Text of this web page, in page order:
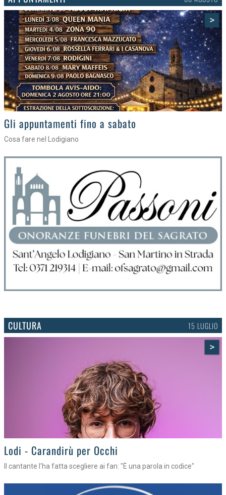
>
Gli eventi della settimana
Tra torte, cinema e musica live
CULTURA 15 LUGLIO
>
Lodi - Carandirù per Occhi
Il cantante l'ha fatta scegliere ai fan: "È una parola in codice"